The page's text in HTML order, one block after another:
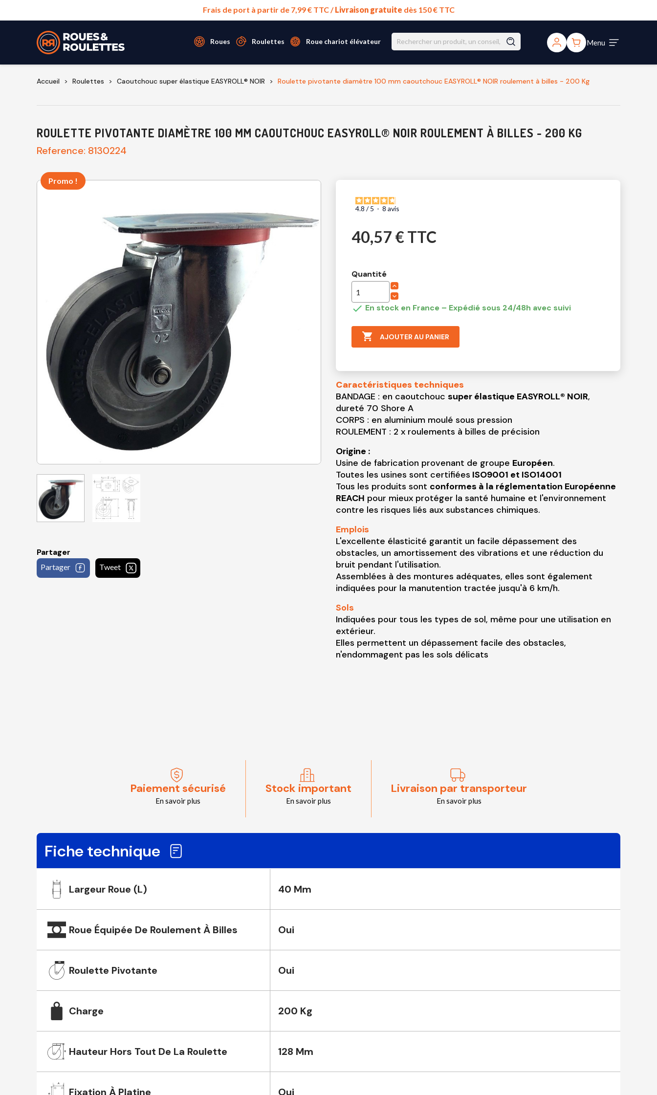
Frais de port à partir de 7,99 € TTC /Livraison gratuite dès 150 € TTC
Roues Roulettes Roue chariot élévateur Menu
Accueil Roulettes Caoutchouc super élastique EASYROLL® NOIR Roulette pivotante diamètre 100 mm caoutchouc EASYROLL® NOIR roulement à billes - 200 Kg
ROULETTE PIVOTANTE DIAMÈTRE 100 MM CAOUTCHOUC EASYROLL® NOIR ROULEMENT À BILLES - 200 KG
Reference: 8130224
Promo !
Partager
Partager Tweet
4.8 / 5 - 8 avis
40,57 € TTC
Quantité
 En stock en France – Expédié sous 24/48h avec suivi
 AJOUTER AU PANIER
Caractéristiques techniques
BANDAGE : en caoutchouc super élastique EASYROLL® NOIR,
dureté 70 Shore A
CORPS : en aluminium moulé sous pression
ROULEMENT : 2 x roulements à billes de précision
Origine :
Usine de fabrication provenant de groupe Européen.
Toutes les usines sont certifiées ISO9001 et ISO14001
Tous les produits sont conformes à la réglementation Européenne
REACH pour mieux protéger la santé humaine et l'environnement
contre les risques liés aux substances chimiques.
Emplois
L'excellente élasticité garantit un facile dépassement des
obstacles, un amortissement des vibrations et une réduction du
bruit pendant l'utilisation.
Assemblées à des montures adéquates, elles sont également
indiquées pour la manutention tractée jusqu'à 6 km/h.
Sols
Indiquées pour tous les types de sol, même pour une utilisation en
extérieur.
Elles permettent un dépassement facile des obstacles,
n'endommagent pas les sols délicats
Paiement sécurisé
En savoir plus
Stock important
En savoir plus
Livraison par transporteur
En savoir plus
Fiche technique
Largeur Roue (L) 40 Mm
Roue Équipée De Roulement À Billes Oui
Roulette Pivotante Oui
Charge 200 Kg
Hauteur Hors Tout De La Roulette 128 Mm
Fixation À Platine Oui